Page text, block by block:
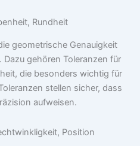
Rundheit
geometrische Genauigkeit
Dazu gehören Toleranzen für
die besonders wichtig für
stellen sicher, dass
aufweisen.
Position